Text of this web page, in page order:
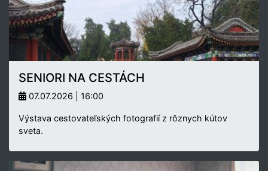
SENIORI NA CESTÁCH
07.07.2026 | 16:00
Výstava cestovateľských fotografií z rôznych kútov
sveta.